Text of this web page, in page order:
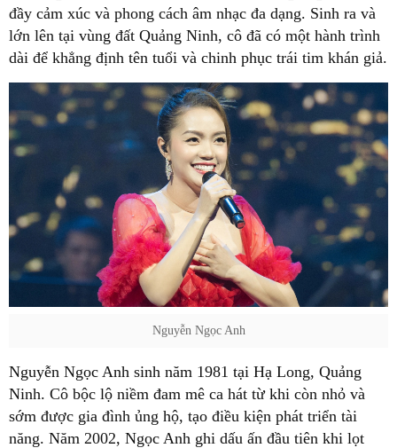
đầy cảm xúc và phong cách âm nhạc đa dạng. Sinh ra và
lớn lên tại vùng đất Quảng Ninh, cô đã có một hành trình
dài để khẳng định tên tuổi và chinh phục trái tim khán giả.
Nguyễn Ngọc Anh
Nguyễn Ngọc Anh sinh năm 1981 tại Hạ Long, Quảng
Ninh. Cô bộc lộ niềm đam mê ca hát từ khi còn nhỏ và
sớm được gia đình ủng hộ, tạo điều kiện phát triển tài
năng. Năm 2002, Ngọc Anh ghi dấu ấn đầu tiên khi lọt